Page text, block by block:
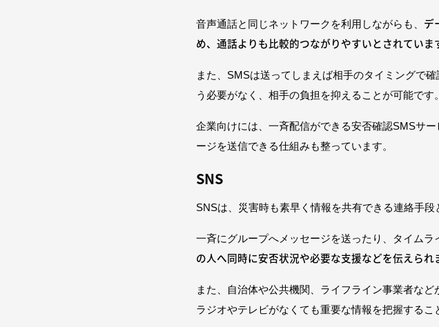
音声通話と同じネットワークを利用しながらも、 デ
め、通話よりも比較的つながりやすいとされていま
また、SMSは送ってしまえば相手のタイミングで
う必要がなく、相手の負担を抑えることが可能です。
企業向けには、一斉配信ができる安否確認SMSサ
ージを送信できる仕組みも整っています。
SNS
SNSは、災害時も素早く情報を共有できる連絡手段
一斉にグループへメッセージを送ったり、タイムラ
の人へ同時に安否状況や必要な支援などを伝えられ
また、自治体や公共機関、ライフライン事業者な
ラジオやテレビがなくても重要な情報を把握するこ